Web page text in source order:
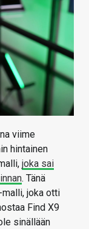
viime
hintainen
joka sai
. Tänä
joka otti
Find X9
sinällään